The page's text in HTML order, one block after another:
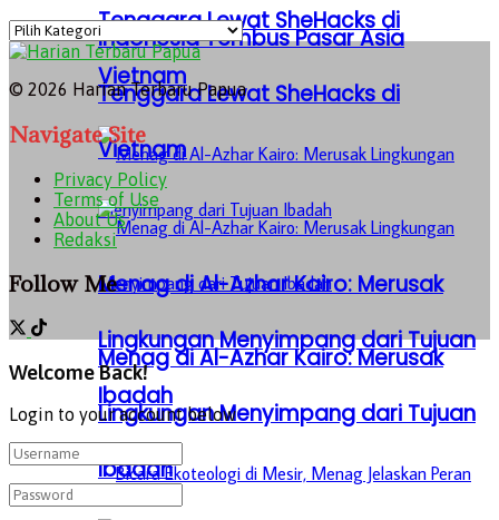
Tenggara Lewat SheHacks di
Vietnam
Menag di Al-Azhar Kairo: Merusak
Lingkungan Menyimpang dari Tujuan
Ibadah
Indonesia Tembus Pasar Asia
Tenggara Lewat SheHacks di
Vietnam
Menag di Al-Azhar Kairo: Merusak
Lingkungan Menyimpang dari Tujuan
Ibadah
Kategori
© 2026 Harian Terbaru Papua
Navigate Site
Privacy Policy
Terms of Use
About Us
Redaksi
Follow Me
Welcome Back!
Login to your account below